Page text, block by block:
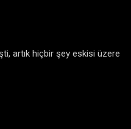
artık hiçbir şey eskisi üzere